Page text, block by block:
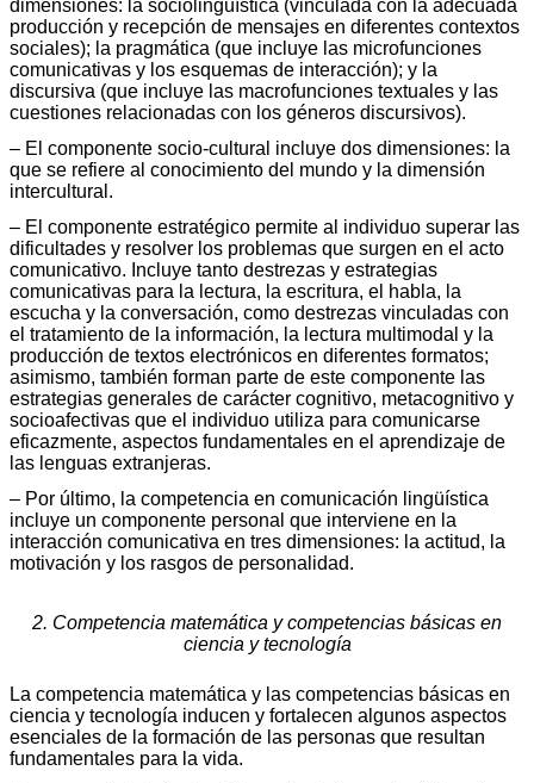
dimensiones: la sociolingüística (vinculada con la adecuada
producción y recepción de mensajes en diferentes contextos
sociales); la pragmática (que incluye las microfunciones
comunicativas y los esquemas de interacción); y la
discursiva (que incluye las macrofunciones textuales y las
cuestiones relacionadas con los géneros discursivos).
– El componente socio-cultural incluye dos dimensiones: la
que se refiere al conocimiento del mundo y la dimensión
intercultural.
– El componente estratégico permite al individuo superar las
dificultades y resolver los problemas que surgen en el acto
comunicativo. Incluye tanto destrezas y estrategias
comunicativas para la lectura, la escritura, el habla, la
escucha y la conversación, como destrezas vinculadas con
el tratamiento de la información, la lectura multimodal y la
producción de textos electrónicos en diferentes formatos;
asimismo, también forman parte de este componente las
estrategias generales de carácter cognitivo, metacognitivo y
socioafectivas que el individuo utiliza para comunicarse
eficazmente, aspectos fundamentales en el aprendizaje de
las lenguas extranjeras.
– Por último, la competencia en comunicación lingüística
incluye un componente personal que interviene en la
interacción comunicativa en tres dimensiones: la actitud, la
motivación y los rasgos de personalidad.
2. Competencia matemática y competencias básicas en
ciencia y tecnología
La competencia matemática y las competencias básicas en
ciencia y tecnología inducen y fortalecen algunos aspectos
esenciales de la formación de las personas que resultan
fundamentales para la vida.